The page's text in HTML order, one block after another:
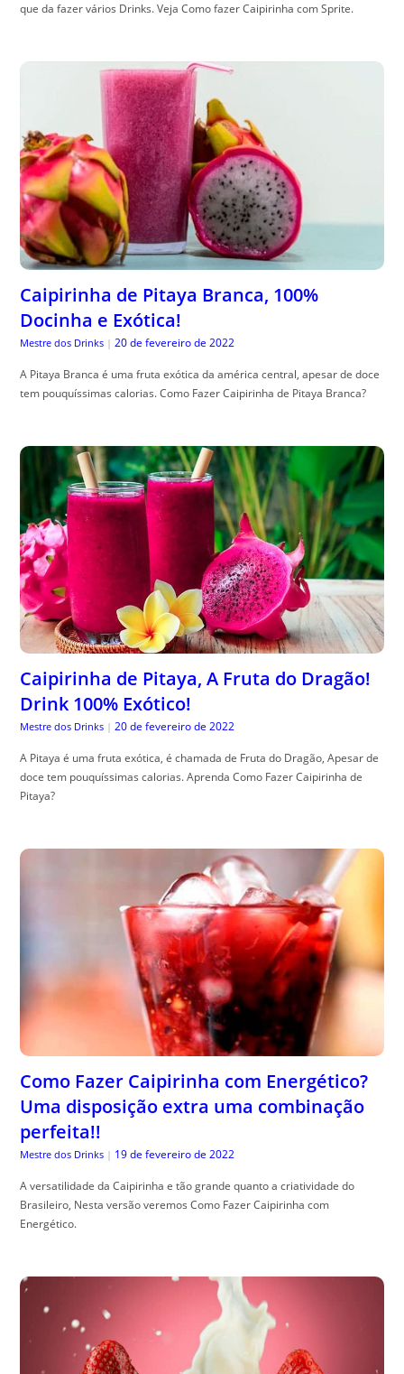
que da fazer vários Drinks. Veja Como fazer Caipirinha com Sprite.
Caipirinha de Pitaya Branca, 100%
Docinha e Exótica!
Mestre dos Drinks | 20 de fevereiro de 2022
A Pitaya Branca é uma fruta exótica da américa central, apesar de doce
tem pouquíssimas calorias. Como Fazer Caipirinha de Pitaya Branca?
Caipirinha de Pitaya, A Fruta do Dragão!
Drink 100% Exótico!
Mestre dos Drinks | 20 de fevereiro de 2022
A Pitaya é uma fruta exótica, é chamada de Fruta do Dragão, Apesar de
doce tem pouquíssimas calorias. Aprenda Como Fazer Caipirinha de
Pitaya?
Como Fazer Caipirinha com Energético?
Uma disposição extra uma combinação
perfeita!!
Mestre dos Drinks | 19 de fevereiro de 2022
A versatilidade da Caipirinha e tão grande quanto a criatividade do
Brasileiro, Nesta versão veremos Como Fazer Caipirinha com
Energético.